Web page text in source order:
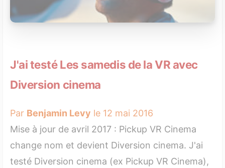
J'ai testé Les samedis de la VR avec
Diversion cinema
Par Benjamin Levy le 12 mai 2016
Mise à jour de avril 2017 : Pickup VR Cinema
change nom et devient Diversion cinema. J'ai
testé Diversion cinema (ex Pickup VR Cinema),